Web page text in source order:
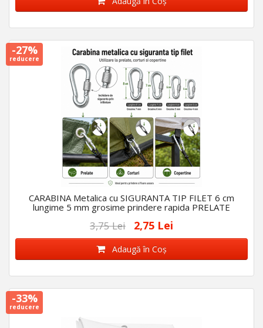
-27%
reducere
CARABINA Metalica cu SIGURANTA TIP FILET 6 cm
lungime 5 mm grosime prindere rapida PRELATE
CORTURI
3,75 Lei 2,75 Lei
Adaugă în Coş
-33%
reducere